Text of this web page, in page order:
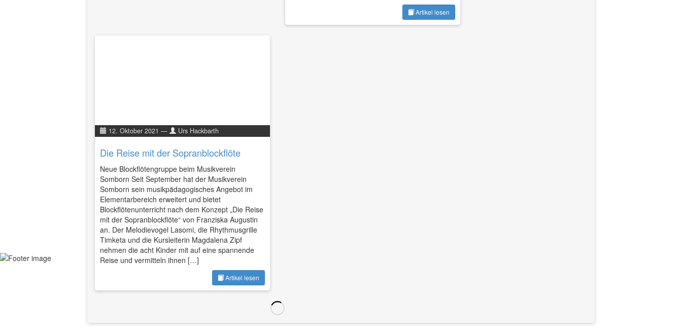
Artikel lesen
12. Oktober 2021 — Urs Hackbarth
Die Reise mit der Sopranblockflöte
Neue Blockflötengruppe beim Musikverein
Somborn Seit September hat der Musikverein
Somborn sein musikpädagogisches Angebot im
Elementarbereich erweitert und bietet
Blockflötenunterricht nach dem Konzept „Die Reise
mit der Sopranblockflöte“ von Franziska Augustin
an. Der Melodievogel Lasomi, die Rhythmusgrille
Timketa und die Kursleiterin Magdalena Zipf
nehmen die acht Kinder mit auf eine spannende
Reise und vermitteln ihnen […]
Artikel lesen